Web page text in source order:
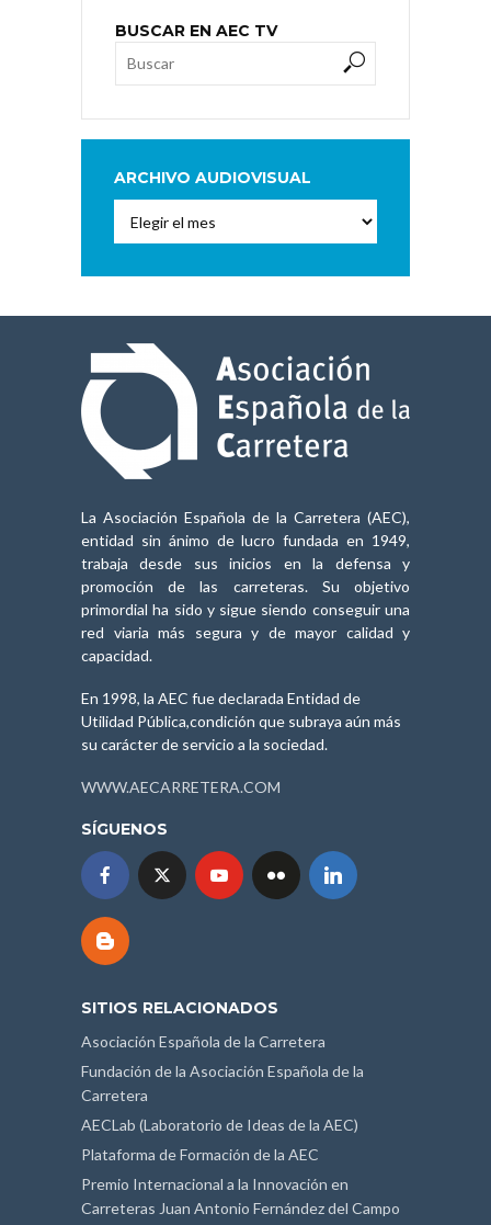
BUSCAR EN AEC TV
ARCHIVO AUDIOVISUAL
Audiovisual
La Asociación Española de la Carretera (AEC),
entidad sin ánimo de lucro fundada en 1949,
trabaja desde sus inicios en la defensa y
promoción de las carreteras. Su objetivo
primordial ha sido y sigue siendo conseguir una
red viaria más segura y de mayor calidad y
capacidad.
En 1998, la AEC fue declarada Entidad de
Utilidad Pública,condición que subraya aún más
su carácter de servicio a la sociedad.
WWW.AECARRETERA.COM
SÍGUENOS
SITIOS RELACIONADOS
Asociación Española de la Carretera
Fundación de la Asociación Española de la
Carretera
AECLab (Laboratorio de Ideas de la AEC)
Plataforma de Formación de la AEC
Premio Internacional a la Innovación en
Carreteras Juan Antonio Fernández del Campo